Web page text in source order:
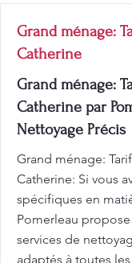
Grand ménage:
Catherine
Grand ménage:
Catherine par
Nettoyage Précis
Grand ménage:
Catherine: Si vous
spécifiques en
Pomerleau
services de
adaptés à toutes